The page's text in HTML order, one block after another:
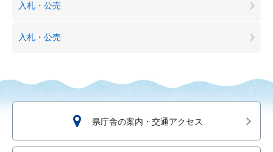
入札・公売
入札・公売
県庁舎の案内・交通アクセス